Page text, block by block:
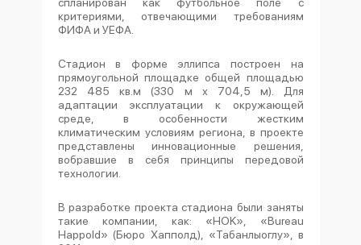
критериями, отвечающими требованиям
ФИФА и УЕФА.
Стадион в форме эллипса построен на
прямоугольной площадке общей площадью
232 485 кв.м (330 м х 704,5 м). Для
адаптации эксплуатации к окружающей
среде, в особенности жестким
климатическим условиям региона, в проекте
представлены инновационные решения,
вобравшие в себя принципы передовой
технологии.
В разработке проекта стадиона были заняты
такие компании, как: «HOK», «Bureau
Happold» (Бюро Хапполд), «Табанлыоглу», в